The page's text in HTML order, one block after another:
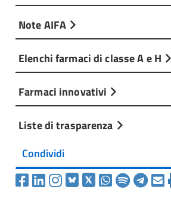
Note AIFA
Elenchi farmaci di classe A e H
Farmaci innovativi
Liste di trasparenza
Condividi